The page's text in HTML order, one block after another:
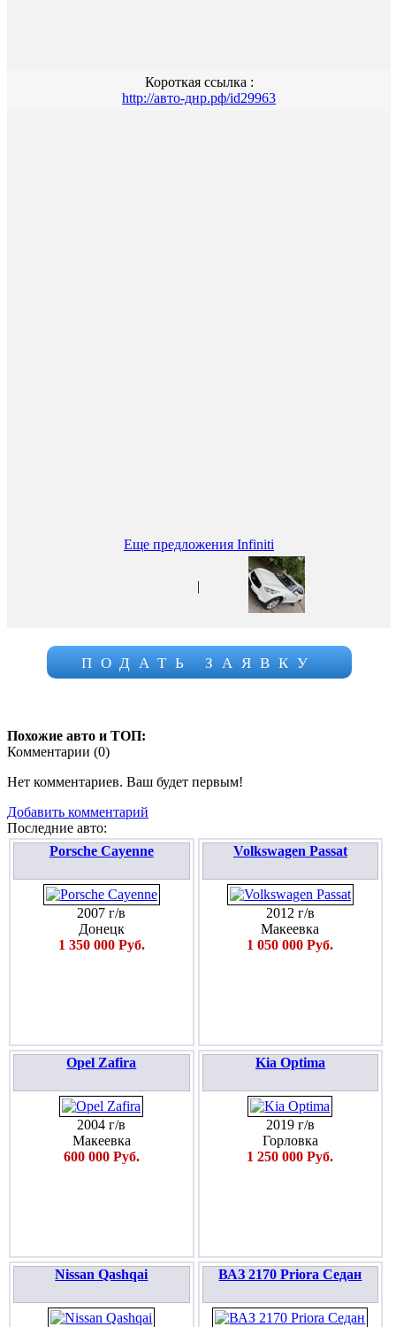
Короткая ссылка :
http://авто-днр.рф/id29963
Еще предложения Infiniti
|
ПОДАТЬ ЗАЯВКУ
Похожие авто и ТОП:
Комментарии (0)
Нет комментариев. Ваш будет первым!
Добавить комментарий
Последние авто:
Porsche Cayenne
2007 г/в
Донецк
1 350 000 Руб.
Volkswagen Passat
2012 г/в
Макеевка
1 050 000 Руб.
Opel Zafira
2004 г/в
Макеевка
600 000 Руб.
Kia Optima
2019 г/в
Горловка
1 250 000 Руб.
Nissan Qashqai ВАЗ 2170 Priora Седан